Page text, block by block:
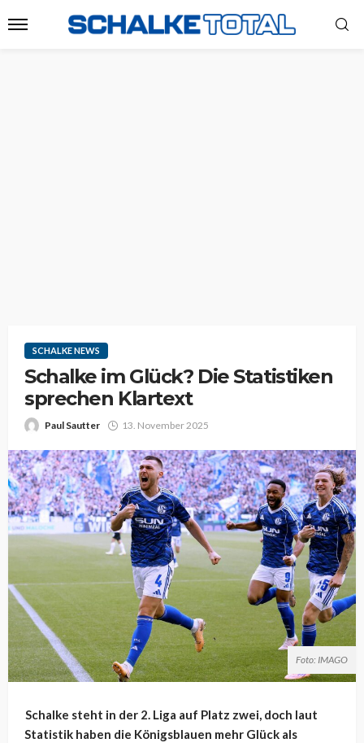
SCHALKE NEWS
Schalke im Glück? Die Statistiken
sprechen Klartext
Paul Sautter 13. November 2025
Foto: IMAGO
Schalke steht in der 2. Liga auf Platz zwei, doch laut
Statistik haben die Königsblauen mehr Glück als